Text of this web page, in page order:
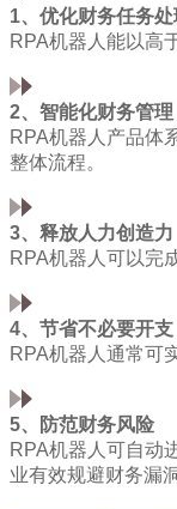
1、优化财务任务处
RPA机器人能以高
2、智能化财务管理
RPA机器人产品体
整体流程。
3、释放人力创造力
RPA机器人可以完
4、节省不必要开支
RPA机器人通常可
5、防范财务风险
RPA机器人可自动
业有效规避财务漏